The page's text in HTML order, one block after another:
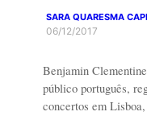
SARA QUARESMA
06/12/2017
Benjamin
público português,
concertos em